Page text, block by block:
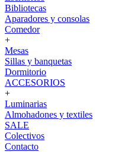
Bibliotecas
Aparadores y consolas
Comedor
+
Mesas
Sillas y banquetas
Dormitorio
ACCESORIOS
+
Luminarias
Almohadones y textiles
SALE
Colectivos
Contacto